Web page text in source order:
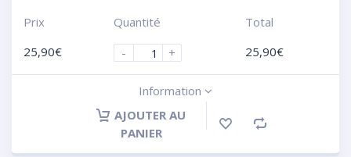
Prix
25,90€
Quantité
-
+
Total
25,90€
Information
AJOUTER AU
PANIER